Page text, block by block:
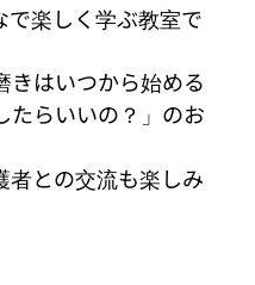
で楽しく学ぶ教室で
きはいつから始める
たらいいの？」のお
者との交流も楽しみ